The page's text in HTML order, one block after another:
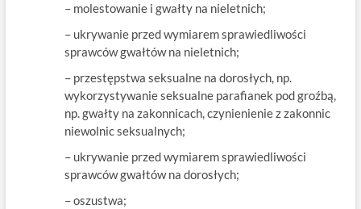
– molestowanie i gwałty na nieletnich;
– ukrywanie przed wymiarem sprawiedliwości
sprawców gwałtów na nieletnich;
– przestępstwa seksualne na dorosłych, np.
wykorzystywanie seksualne parafianek pod groźbą,
np. gwałty na zakonnicach, czynienienie z zakonnic
niewolnic seksualnych;
– ukrywanie przed wymiarem sprawiedliwości
sprawców gwałtów na dorosłych;
– oszustwa;